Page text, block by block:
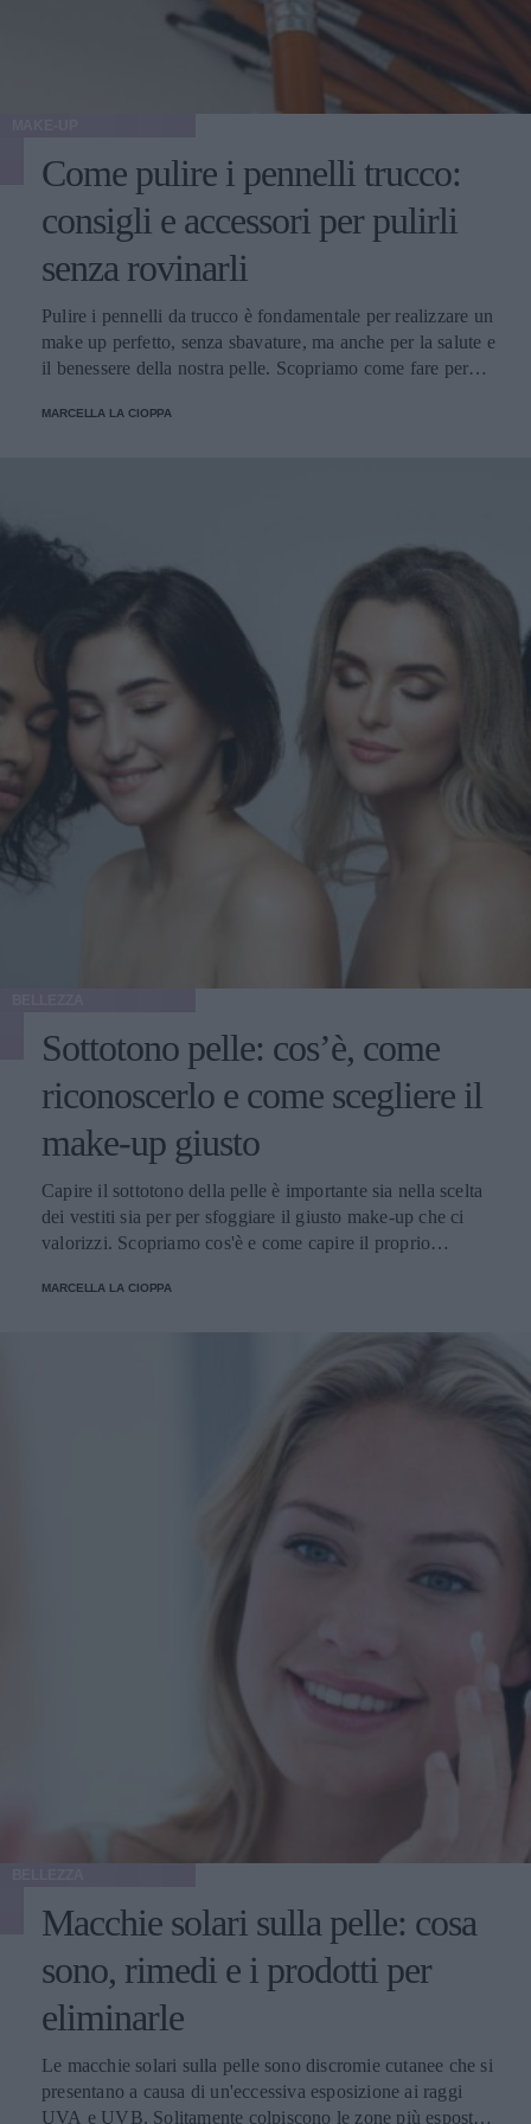
Come pulire i pennelli trucco:
consigli e accessori per pulirli
senza rovinarli
Pulire i pennelli da trucco è fondamentale per realizzare un
make up perfetto, senza sbavature, ma anche per la salute e
il benessere della nostra pelle. Scopriamo come fare per
MARCELLA LA CIOPPA
Sottotono pelle: cos’è, come
riconoscerlo e come scegliere il
make-up giusto
Capire il sottotono della pelle è importante sia nella scelta
dei vestiti sia per per sfoggiare il giusto make-up che ci
valorizzi. Scopriamo cos'è e come capire il proprio
MARCELLA LA CIOPPA
Macchie solari sulla pelle: cosa
sono, rimedi e i prodotti per
eliminarle
Le macchie solari sulla pelle sono discromie cutanee che si
presentano a causa di un'eccessiva esposizione ai raggi
UVA e UVB. Solitamente colpiscono le zone più esposte,